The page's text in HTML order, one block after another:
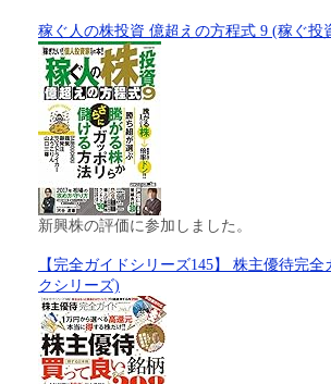
稼ぐ人の株投資 億超えの方程式 9 (稼ぐ投
新興株の評価に参加しました。
【完全ガイドシリーズ145】 株主優待完全
クシリーズ)